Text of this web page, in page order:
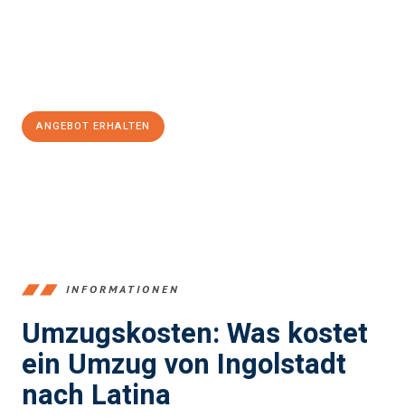
ANGEBOT ERHALTEN
INFORMATIONEN
Umzugskosten: Was kostet
ein Umzug von Ingolstadt
nach Latina